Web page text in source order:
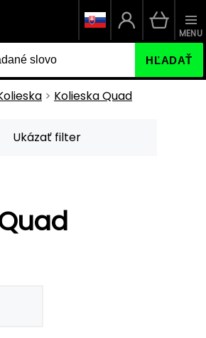
HĽADAŤ
MENU
Kolieska Quad
Ukázať filter